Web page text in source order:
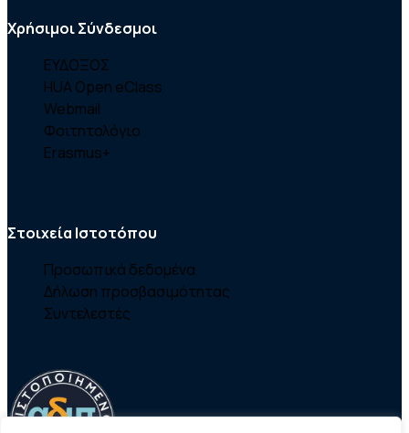
Χρήσιμοι Σύνδεσμοι
ΕΥΔΟΞΟΣ
HUA Open eClass
Webmail
Φοιτητολόγιο
Erasmus+
Στοιχεία Ιστοτόπου
Προσωπικά δεδομένα
Δήλωση προσβασιμότητας
Συντελεστές